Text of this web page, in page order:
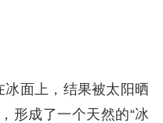
面上，结果被太阳晒
形成了一个天然的“冰